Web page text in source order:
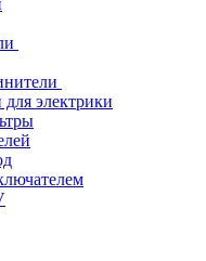
электрики